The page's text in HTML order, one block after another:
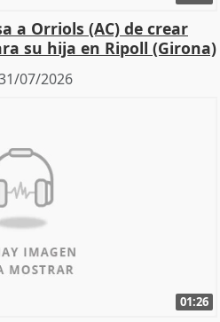
a Orriols (AC) de crear
su hija en Ripoll (Girona)
07/2026
01:26